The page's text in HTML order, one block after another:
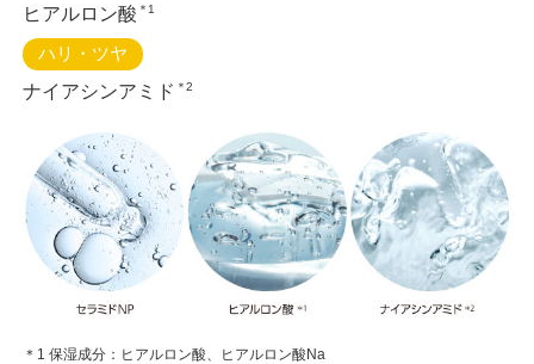
ヒアルロン酸 ＊1
ハリ・ツヤ
ナイアシンアミド ＊2
＊1 保湿成分：ヒアルロン酸、ヒアルロン酸Na